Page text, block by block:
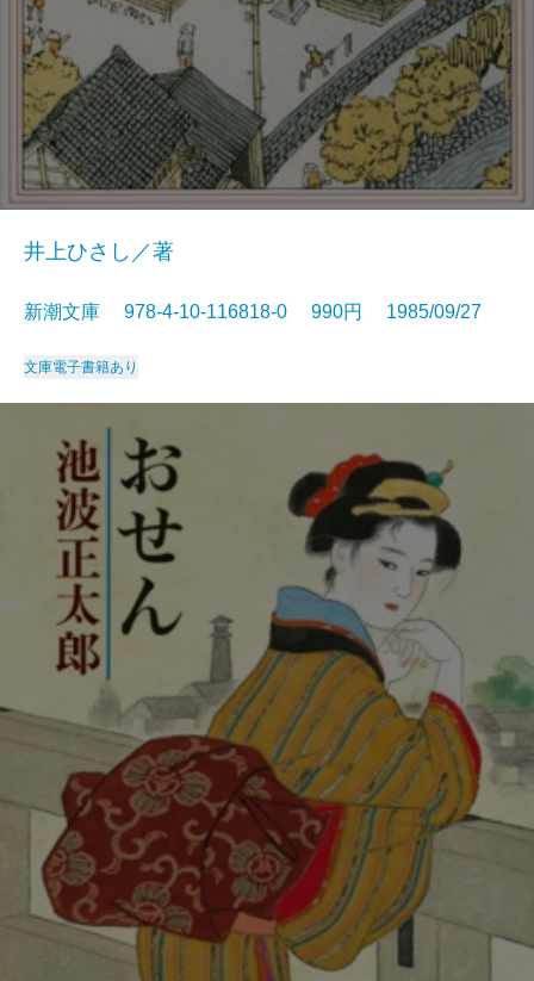
井上ひさし／著
新潮文庫 978-4-10-116818-0 990円 1985/09/27
文庫電子書籍あり